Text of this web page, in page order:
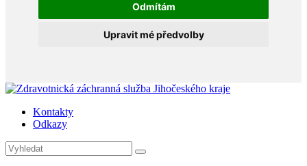
Odmítám
Upravit mé předvolby
Kontakty
Odkazy